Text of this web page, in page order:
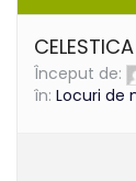
Început de:
în: Locuri de